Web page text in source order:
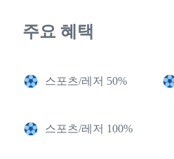
주요 혜택
스포츠/레저 50%
스포츠/레저 100%